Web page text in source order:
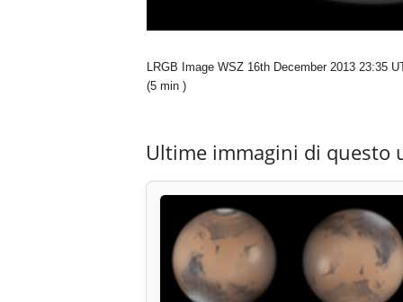
LRGB Image WSZ 16th December 2013 23:35
(5 min )
Ultime immagini di questo